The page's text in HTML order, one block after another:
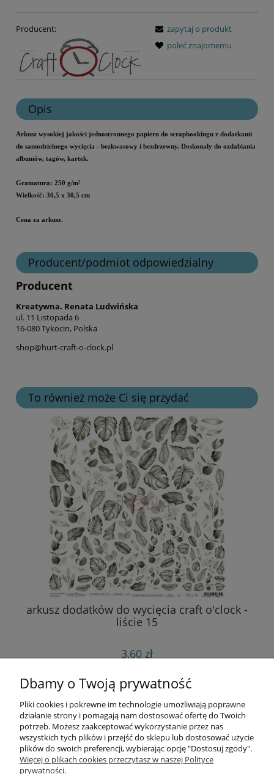
Producent:
zapytaj o produkt
poleć znajomemu
Opis
Arkusz wysokiej jakości jednostronnego papieru do scrapbookingu z dodatkami
do samodzielnego wycięcia - bezkwasowy i bezdrzewny. Doskonały do ozdabiania
albumów, tagów, kartek.
Gramatura: 250 g/m²
Wielkość: 30,5 x 30,5 cm
Cena za arkusz.
Producent/podmiot odpowiedzialny
Producent
Kreatywna. Renata Ludwińska
ul. 11 Listopada 6
16-080 Tykocin, Polska
shop@hurt-craft-o-clock.pl
To również może Ci się przydać
arkusz dodatków do wycięcia craft o'clock -
liście 15
3,60 zł
do koszyka
Informacje
Opłaty i koszty dostawy
Dbamy o Twoją prywatność
Pliki cookies i pokrewne im technologie umożliwiają poprawne
działanie strony i pomagają nam dostosować ofertę do Twoich
potrzeb. Możesz zaakceptować wykorzystanie przez nas
wszystkich tych plików i przejść do sklepu lub dostosować użycie
plików do swoich preferencji, wybierając opcję "Dostosuj zgody".
Więcej o plikach cookies przeczytasz w naszej Polityce
prywatności.